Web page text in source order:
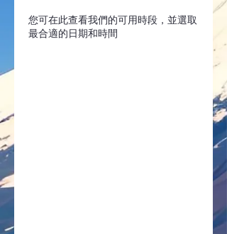
您可在此查看我們的可用時段，並選取
最合適的日期和時間